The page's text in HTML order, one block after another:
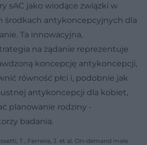
sAC jako wiodące związki w
środkach antykoncepcyjnych dla
Ta innowacyjna,
na żądanie reprezentuje
koncepcję antykoncepcji,
równość płci i, podobnie jak
antykoncepcji dla kobiet,
planowanie rodziny -
badania.
T., Ferreira, J. et al. On-demand male